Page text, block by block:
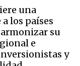
una
los países
su
e
y